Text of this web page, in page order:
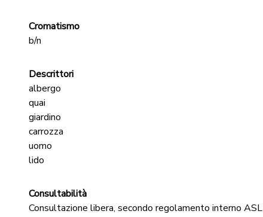
Cromatismo
b/n
Descrittori
albergo
quai
giardino
carrozza
uomo
lido
Consultabilità
Consultazione libera, secondo regolamento interno ASL